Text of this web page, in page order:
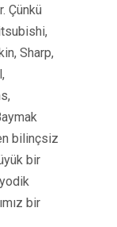
Çünkü
Sharp,
bilinçsiz
bir
bir